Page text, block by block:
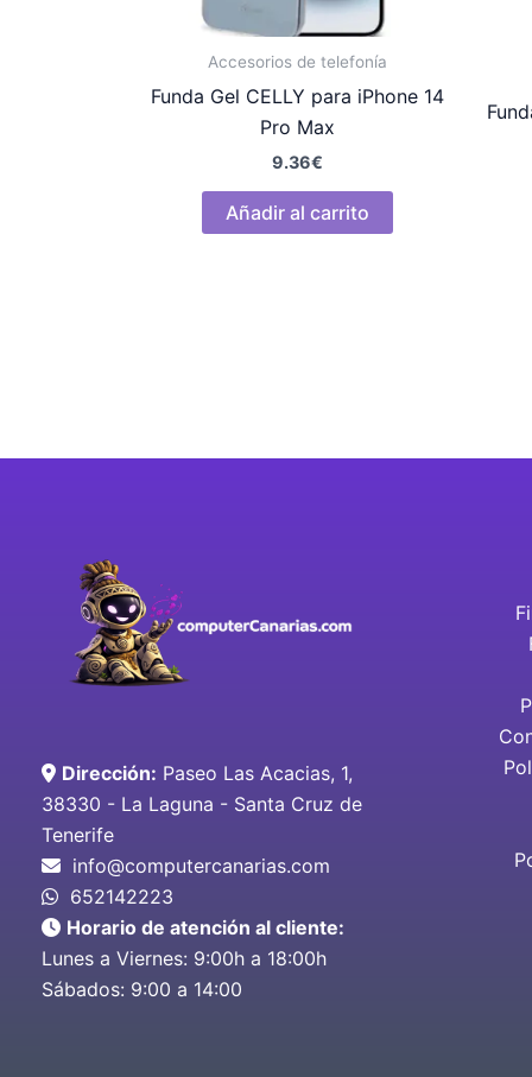
Accesorios de telefonía
Funda Gel CELLY para iPhone 14
Pro Max
9.36€
Añadir al carrito
Dirección: Paseo Las Acacias, 1,
38330 - La Laguna - Santa Cruz de
Tenerife
info@computercanarias.com
652142223
Horario de atención al cliente:
Lunes a Viernes: 9:00h a 18:00h
Sábados: 9:00 a 14:00